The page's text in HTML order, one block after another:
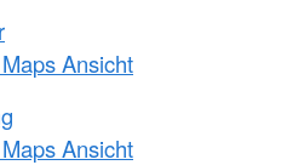
Ansicht
Ansicht